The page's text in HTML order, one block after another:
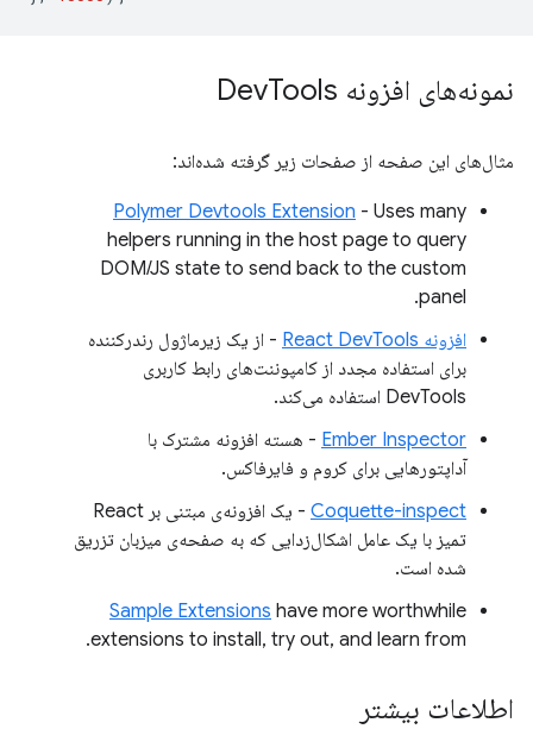
نمونه‌های افزونه Dev Tools
مثال‌های این صفحه از صفحات زیر گرفته شده‌اند:
Polymer Devtools Extension - Uses many
helpers running in the host page to query
DOM/JS state to send back to the custom
panel.
افزونه React DevTools
- از یک زیرماژول رندرکننده
برای استفاده مجدد از کامپوننت‌های رابط کاربری
DevTools استفاده می‌کند.
Ember Inspector - هسته افزونه مشترک با
آداپتورهایی برای کروم و فایرفاکس.
Coquette-inspect
- یک افزونه‌ی مبتنی بر React
تمیز با یک عامل اشکال‌زدایی که به صفحه‌ی میزبان تزریق
شده است.
Sample Extensions have more worthwhile
extensions to install, try out, and learn from.
اطلاعات بیشتر